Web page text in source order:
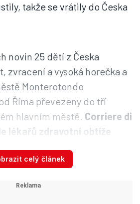
takže se vrátily do Česka
novin 25 dětí z Česka
zvracení a vysoká horečka a
Monterotondo
Říma převezeny do tří
hlavním městě. Corriere di
lékařů zdravotní obtíže
patrně nešlo, protože děti
dobu.
celý článek